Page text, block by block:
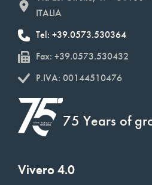
ITALIA
Tel: +39.0573.530364
Fax: +39.0573.530432
P.IVA: 00144510476
75 Years of
Vivero 4.0